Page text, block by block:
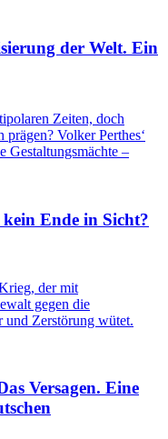
der Welt. Ein
Zeiten, doch
Volker Perthes‘
Gestaltungsmächte –
Ende in Sicht?
der mit
gegen die
Zerstörung wütet.
Versagen. Eine